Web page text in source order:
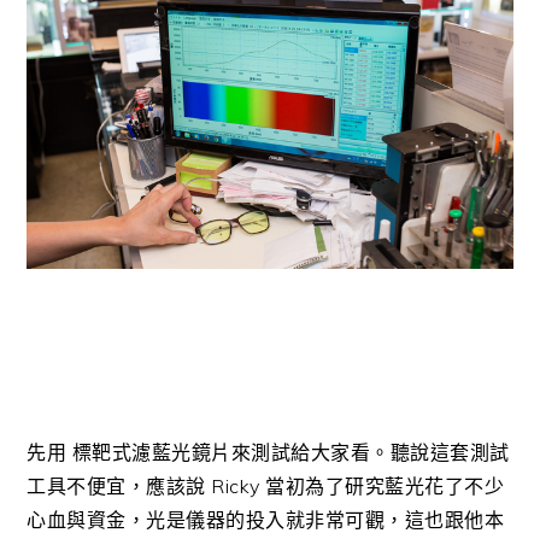
先用 標靶式濾藍光鏡片來測試給大家看。聽說這套測試
工具不便宜，應該說 Ricky 當初為了研究藍光花了不少
心血與資金，光是儀器的投入就非常可觀，這也跟他本